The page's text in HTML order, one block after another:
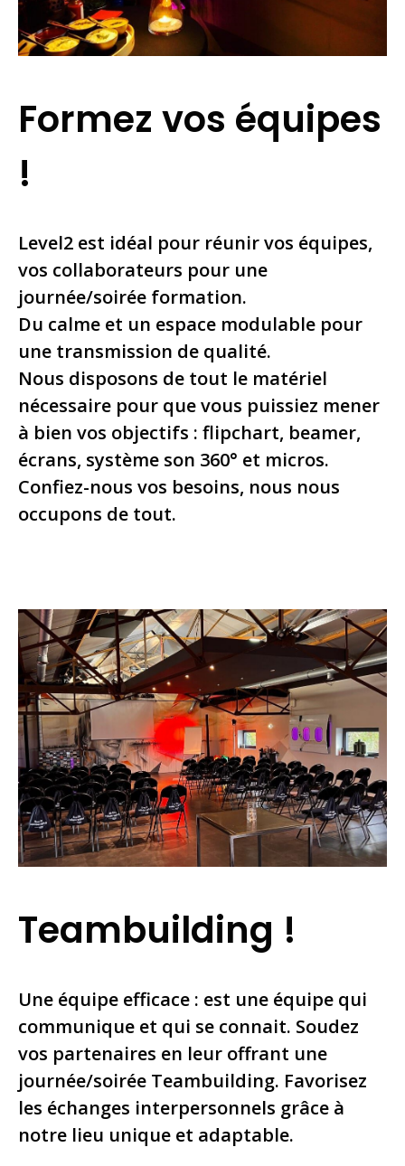
Formez vos équipes
!
Level2 est idéal pour réunir vos équipes,
vos collaborateurs pour une
journée/soirée formation.
Du calme et un espace modulable pour
une transmission de qualité.
Nous disposons de tout le matériel
nécessaire pour que vous puissiez mener
à bien vos objectifs : flipchart, beamer,
écrans, système son 360° et micros.
Confiez-nous vos besoins, nous nous
occupons de tout.
Teambuilding !
Une équipe efficace : est une équipe qui
communique et qui se connait. Soudez
vos partenaires en leur offrant une
journée/soirée Teambuilding. Favorisez
les échanges interpersonnels grâce à
notre lieu unique et adaptable.